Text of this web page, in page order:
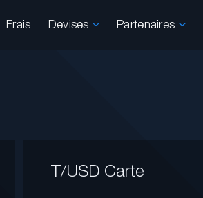
Frais Devises Partenaires
T/USD Carte